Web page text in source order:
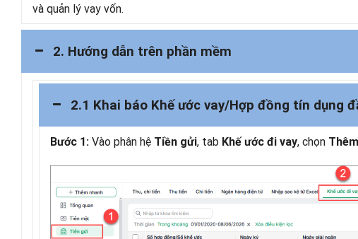
và quản lý vay vốn.
2. Hướng dẫn trên phần mềm
2.1 Khai báo Khế ước vay/Hợp đồng tín dụng
Bước 1: Vào phân hệ Tiền gửi, tab Khế ước đi vay, chọn